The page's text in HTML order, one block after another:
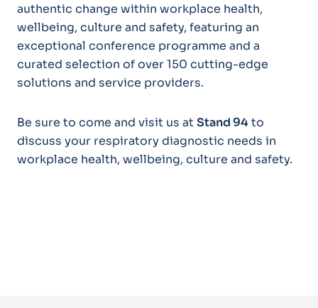
authentic change within workplace health,
wellbeing, culture and safety, featuring an
exceptional conference programme and a
curated selection of over 150 cutting-edge
solutions and service providers.
Be sure to come and visit us atStand 94to
discuss your respiratory diagnostic needs in
workplace health, wellbeing, culture and safety.